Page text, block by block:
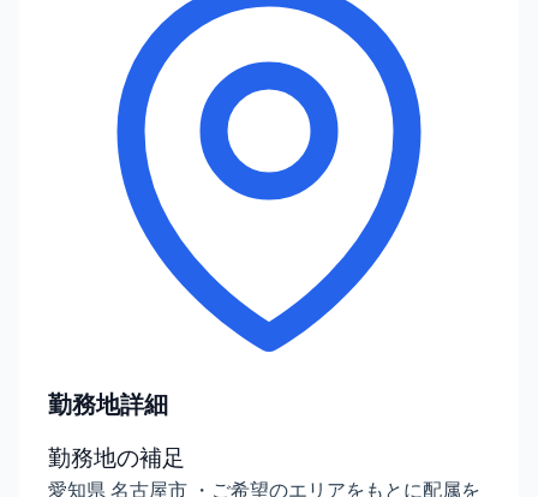
勤務地詳細
勤務地の補足
愛知県 名古屋市 ・ご希望のエリアをもとに配属を